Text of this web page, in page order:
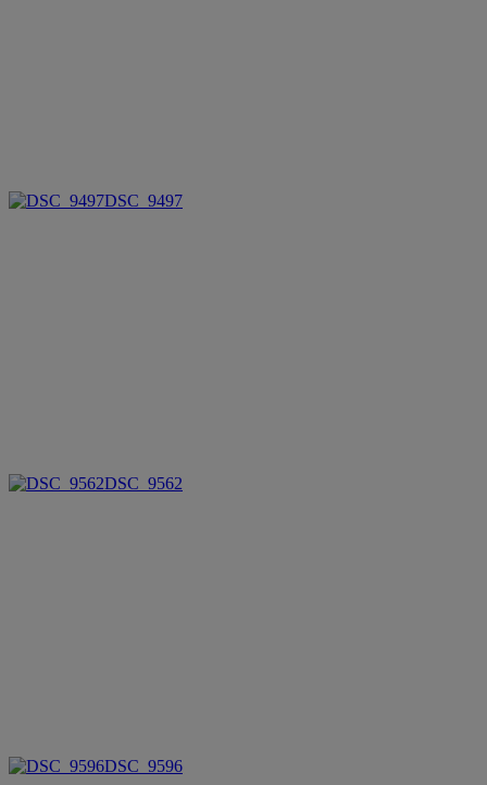
DSC_9497
DSC_9562
DSC_9596